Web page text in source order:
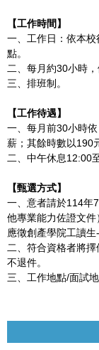
【工作時間】
一、工作日：依本
點。
二、每月約30小時
三、排班制。
【工作待遇】
一、每月前30小時
薪；其餘時數以190
二、中午休息12:00
【甄選方式】
一、意者請於114年
他專業能力佐證文
應徵創產學院工讀生-
二、符合資格者將
不退件。
三、工作地點/面試